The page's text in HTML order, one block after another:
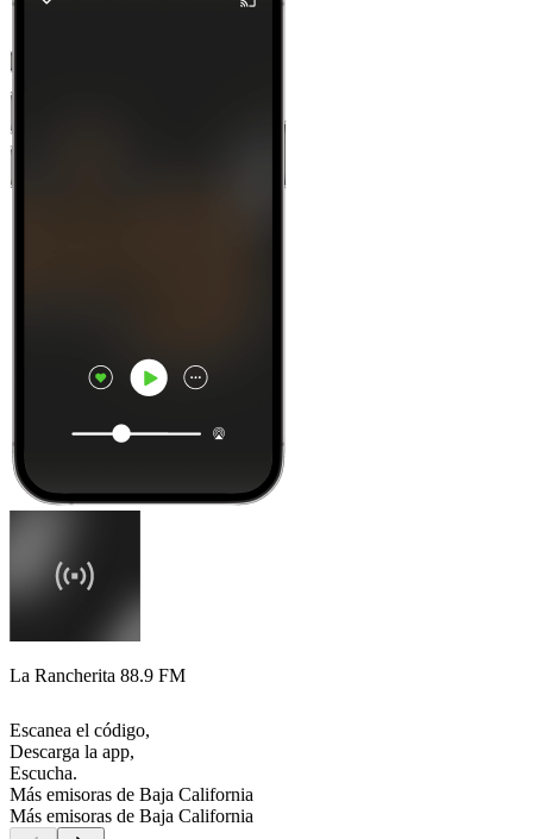
La Rancherita 88.9 FM
Escanea el código,
Descarga la app,
Escucha.
Más emisoras de Baja California
Más emisoras de Baja California